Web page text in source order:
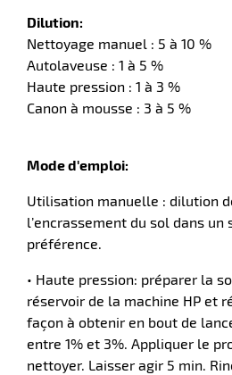
Dilution:
Nettoyage manuel : 5 à 10 %
Autolaveuse : 1 à 5 %
Haute pression : 1 à 3 %
Canon à mousse : 3 à 5 %
Mode d'emploi:
Utilisation manuelle : dilution
l’encrassement du sol dans un
préférence.
• Haute pression: préparer la
réservoir de la machine HP et
façon à obtenir en bout de
entre 1% et 3%. Appliquer le
nettoyer. Laisser agir 5 min.